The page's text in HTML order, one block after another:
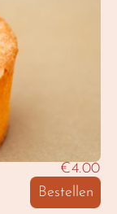
€4.00
Bestellen